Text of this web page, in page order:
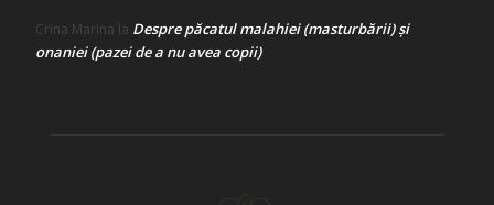
Crina Marina la Despre păcatul malahiei (masturbării) şi
onaniei (pazei de a nu avea copii)